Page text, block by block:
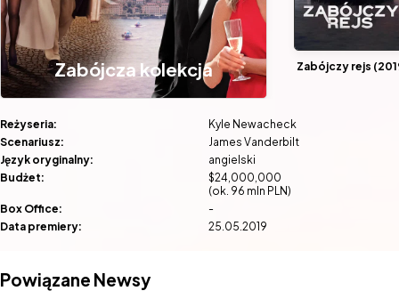
Zabójcza kolekcja Zabójczy rejs
Reżyseria:
Kyle Newacheck
Scenariusz:
James Vanderbilt
Język oryginalny:
angielski
Budżet:
$24,000,000
(ok. 96 mln PLN)
Box Office:
-
Data premiery:
25.05.2019
Powiązane Newsy